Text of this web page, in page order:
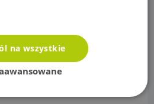
na wszystkie